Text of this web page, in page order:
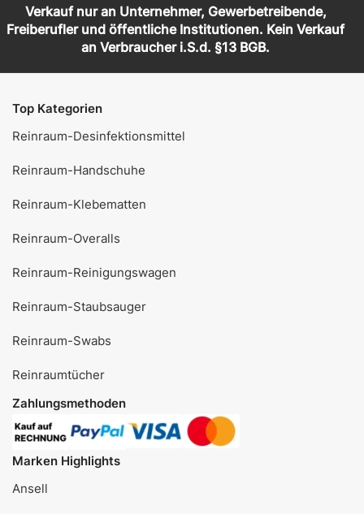
Verkauf nur an Unternehmer, Gewerbetreibende,
Freiberufler und öffentliche Institutionen. Kein Verkauf
an Verbraucher i.S.d. §13 BGB.
Top Kategorien
Reinraum-Desinfektionsmittel
Reinraum-Handschuhe
Reinraum-Klebematten
Reinraum-Overalls
Reinraum-Reinigungswagen
Reinraum-Staubsauger
Reinraum-Swabs
Reinraumtücher
Zahlungsmethoden
Marken Highlights
Ansell